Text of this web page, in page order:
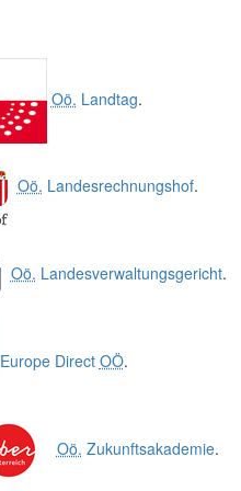
Oö. Landtag.
Oö. Landesrechnungshof.
Oö. Landesverwaltungsgericht.
Europe Direct OÖ.
Oö. Zukunftsakademie.